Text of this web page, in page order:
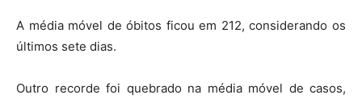
A média móvel de óbitos ficou em 212, considerando os
últimos sete dias.
Outro recorde foi quebrado na média móvel de casos,